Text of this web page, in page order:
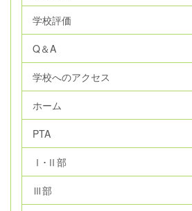
学校評価
Q＆A
学校へのアクセス
ホーム
PTA
Ⅰ･Ⅱ部
Ⅲ部